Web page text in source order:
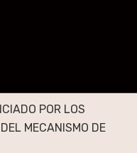
POR LOS
MECANISMO DE